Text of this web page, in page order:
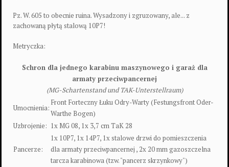
Pz. W. 605 to obecnie ruina. Wysadzony i zgruzowany, ale... z
zachowaną płytą stalową 10P7!
Metryczka:
Schron dla jednego karabinu maszynowego i garaż dla
armaty przeciwpancernej
(MG-Schartenstand und TAK-Unterstellraum)
Umocnienia:
Front Forteczny Łuku Odry-Warty (Festungsfront Oder-
Warthe Bogen)
Uzbrojenie: 1x MG 08, 1x 3,7 cm TaK 28
Pancerze:
1x 10P7, 1x 14P7, 1x stalowe drzwi do pomieszczenia
dla armaty przeciwpancernej , 2x 20 mm gazoszczelna
tarcza karabinowa (tzw. "pancerz skrzynkowy")